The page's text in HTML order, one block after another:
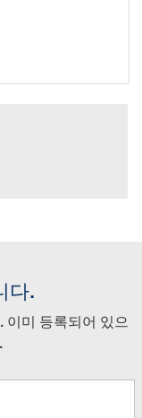
다.
이미 등록되어 있으